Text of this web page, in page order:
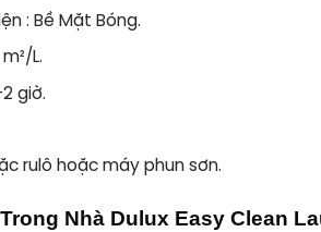
: Bề Mặt Bóng.
m²/L.
2 giờ.
rulô hoặc máy phun sơn.
Nhà Dulux Easy Clean